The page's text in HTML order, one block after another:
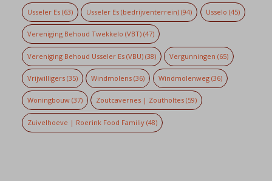
Usseler Es(63) Usseler Es (bedrijventerrein) (94) Usselo (45)
Vereniging Behoud Twekkelo (VBT)(47)
Vereniging Behoud Usseler Es (VBU)(38) Vergunningen (65)
Vrijwilligers(35) Windmolens (36) Windmolenweg(36)
Woningbouw(37) Zoutcavernes | Zoutholtes (59)
Zuivelhoeve | Roerink Food Familiy(48)